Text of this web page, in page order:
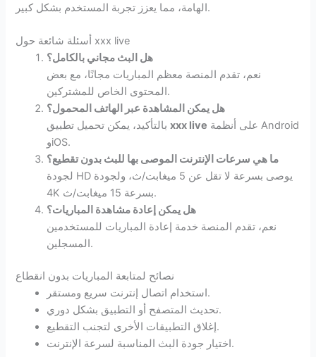
الهامة، مما يعزز تجربة المستخدم بشكل كبير.
أسئلة شائعة حول xxx live
هل البث مجاني بالكامل؟
نعم، تقدم المنصة معظم المباريات مجانًا، مع بعض
المحتوى الخاص للمشتركين.
هل يمكن المشاهدة عبر الهاتف المحمول؟
بالتأكيد، يمكن تحميل تطبيقxxx live
وiOS.
ما هي سرعات الإنترنت الموصى بها للبث بدون تقطيع؟
لجودة HD يوصى بسرعة لا تقل عن 5 ميغابت/ث، ولجودة
4K بسرعة 15 ميغابت/ث.
هل يمكن إعادة مشاهدة المباريات؟
نعم، تقدم المنصة خدمة إعادة المباريات للمستخدمين
المسجلين.
نصائح لمتابعة المباريات بدون انقطاع
استخدام اتصال إنترنت سريع ومستقر.
تحديث المتصفح أو التطبيق بشكل دوري.
إغلاق التطبيقات الأخرى لتجنب التقطيع.
اختيار جودة البث المناسبة لسرعة الإنترنت.